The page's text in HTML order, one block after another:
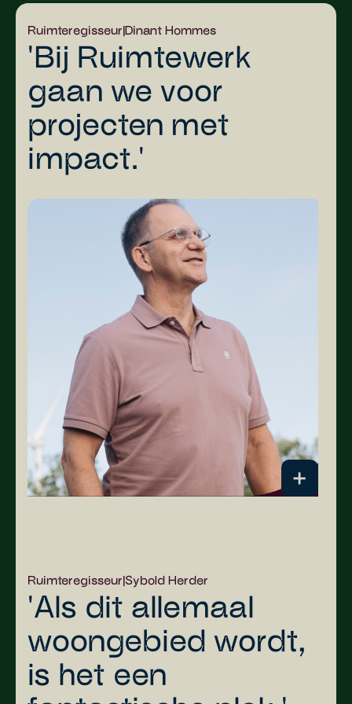
Ruimteregisseur|Dinant Hommes
'Bij Ruimtewerk
gaan we voor
projecten met
impact.'
Ruimteregisseur|Sybold Herder
'Als dit allemaal
woongebied wordt,
is het een